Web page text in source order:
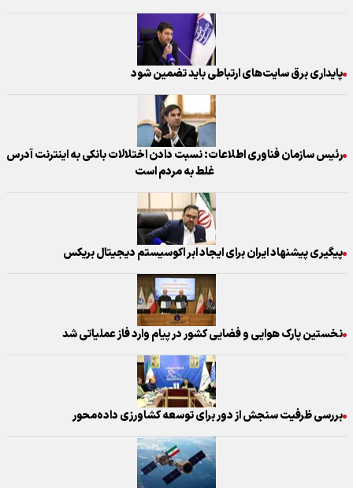
پایداری برق سایت‌های ارتباطی باید تضمین شود
رئیس سازمان فناوری اطلاعات: نسبت دادن اختلالات بانکی به اینترنت آدرس
غلط به مردم است
پیگیری پیشنهاد ایران برای ایجاد ابر اکوسیستم دیجیتال بریکس
نخستین پارک هوایی و فضایی کشور در پیام وارد فاز عملیاتی شد
بررسی ظرفیت سنجش از دور برای توسعه کشاورزی داده‌محور